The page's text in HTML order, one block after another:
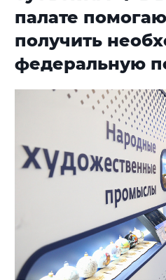
палате
получить
федеральную